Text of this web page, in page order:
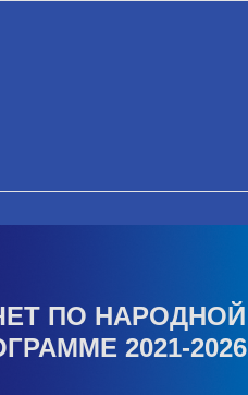
ПО НАРОДНОЙ
2021-2026